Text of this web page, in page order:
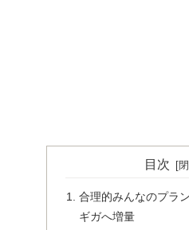
目次
合理的みんなのプラ
ギガへ増量